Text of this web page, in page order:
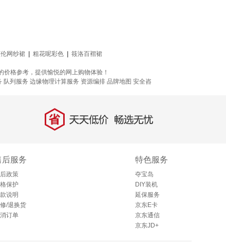
网纱裙 粗花呢彩色
筱洛百褶裙
格参考，提供愉悦的网上购物体验！
队列服务 边缘物理计算服务 资源编排 品牌地图 安全咨
省 天天低价，畅选无忧
后服务
政策
保护
说明
/退换货
订单
特色服务
夺宝岛
DIY装机
延保服务
京东E卡
京东通信
京东JD+